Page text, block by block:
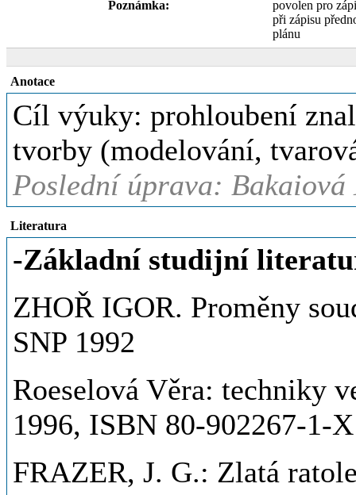
Poznámka:
povolen pro
při zápisu
plánu
Anotace
Cíl výuky: prohloubení
tvorby (modelování,
Poslední úprava:
Literatura
-Základní studijní
ZHOŘ IGOR. Proměny
SNP 1992
Roeselová Věra: techniky
1996, ISBN 80-902267-1-X
FRAZER, J. G.: Zlatá